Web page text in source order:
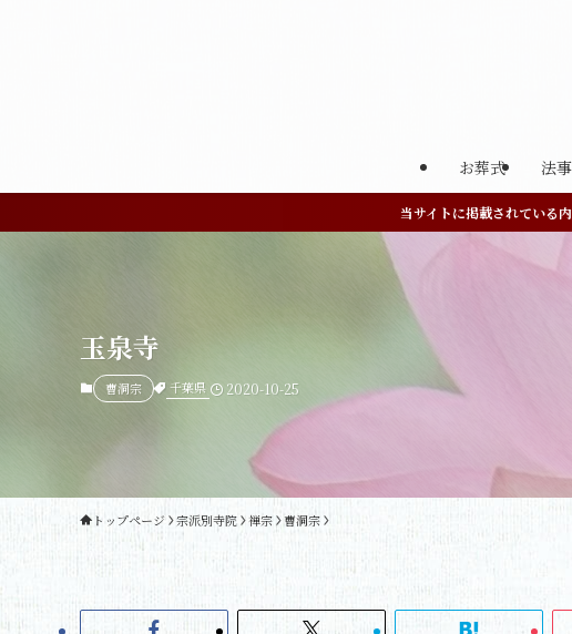
お葬式 法
当サイトに掲載されている
玉泉寺
曹洞宗 千葉県 2020-10-25
トップページ 宗派別寺院 禅宗 曹洞宗